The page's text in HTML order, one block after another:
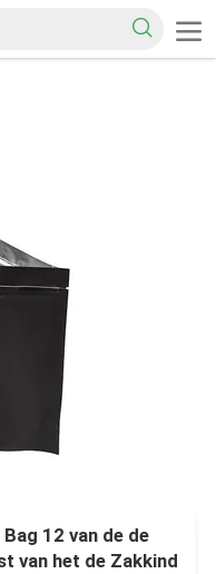
12 van de de
van het de Zakkind